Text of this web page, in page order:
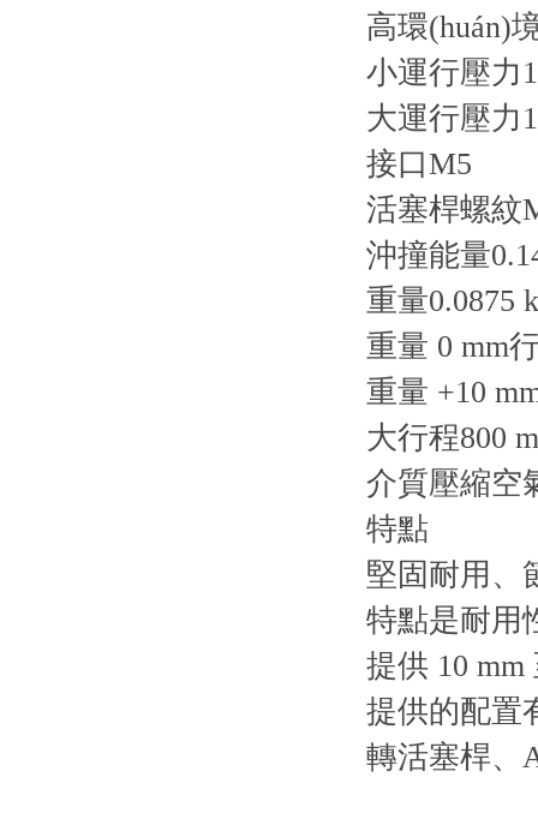
高環(huán)
小運行壓力
大運行壓力
接口M5
活塞桿螺紋
沖撞能量
重量0.0875
重量 0 mm
重量 +10
大行程800
介質壓縮空
特點
堅固耐用、
特點是耐用
提供 10 mm
提供的配置
轉活塞桿、